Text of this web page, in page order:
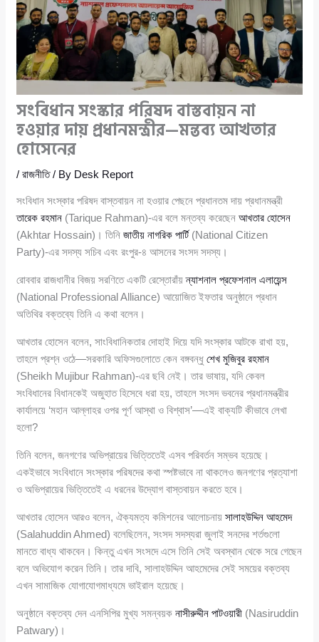
সংবিধান সংস্কার পরিষদ বাস্তবায়ন না
হওয়ার দায় প্রধানমন্ত্রীর—মন্তব্য আখতার
হোসেনের
/রাজনীতি/ By Desk Report
সংবিধান সংস্কার পরিষদ বাস্তবায়ন না হওয়ার পেছনে প্রধানতম দায় প্রধানমন্ত্রী
তারেক রহমান (Tarique Rahman)-এর বলে মন্তব্য করেছেনআখতার হোসেন
(Akhtar Hossain)। তিনিজাতীয় নাগরিক পার্টি(National Citizen
Party)-এর সদস্য সচিব এবং রংপুর-৪ আসনের সংসদ সদস্য।
রোববার রাজধানীর বিজয় সরণিতে একটি রেস্তোরাঁয়ন্যাশনাল প্রফেশনাল এলায়েন্স
(National Professional Alliance) আয়োজিত ইফতার অনুষ্ঠানে প্রধান
অতিথির বক্তব্যে তিনি এ কথা বলেন।
আখতার হোসেন বলেন, সাংবিধানিকতার দোহাই দিয়ে যদি সংস্কার আটকে রাখা হয়,
তাহলে প্রশ্ন ওঠে—সরকারি অফিসগুলোতে কেন বঙ্গবন্ধুশেখ মুজিবুর রহমান
(Sheikh Mujibur Rahman)-এর ছবি নেই। তার ভাষায়, যদি কেবল
সংবিধানের বিধানকেই অজুহাত হিসেবে ধরা হয়, তাহলে সংসদ ভবনের প্রধানমন্ত্রীর
কার্যালয়ে ‘মহান আল্লাহর ওপর পূর্ণ আস্থা ও বিশ্বাস’—এই বাক্যটি কীভাবে লেখা
হলো?
তিনি বলেন, জনগণের অভিপ্রায়ের ভিত্তিতেই এসব পরিবর্তন সম্ভব হয়েছে।
একইভাবে সংবিধানে সংস্কার পরিষদের কথা স্পষ্টভাবে না থাকলেও জনগণের প্রত্যাশা
ও অভিপ্রায়ের ভিত্তিতেই এ ধরনের উদ্যোগ বাস্তবায়ন করতে হবে।
আখতার হোসেন আরও বলেন, ঐক্যমত্য কমিশনের আলোচনায়সালাহউদ্দিন আহমেদ
(Salahuddin Ahmed) বলেছিলেন, সংসদ সদস্যরা জুলাই সনদের শর্তগুলো
মানতে বাধ্য থাকবেন। কিন্তু এখন সংসদে এসে তিনি সেই অবস্থান থেকে সরে গেছেন
বলে অভিযোগ করেন তিনি। তার দাবি, সালাহউদ্দিন আহমেদের সেই সময়ের বক্তব্য
এখন সামাজিক যোগাযোগমাধ্যমে ভাইরাল হয়েছে।
অনুষ্ঠানে বক্তব্য দেন এনসিপির মুখ্য সমন্বয়কনাসীরুদ্দীন পাটওয়ারী (Nasiruddin
Patwary)।